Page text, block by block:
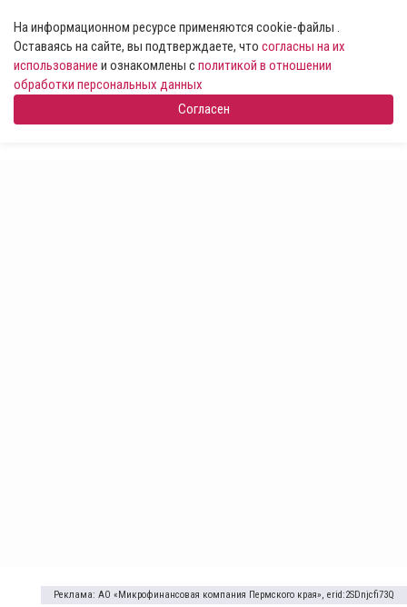
На информационном ресурсе применяются cookie-файлы .
Оставаясь на сайте, вы подтверждаете, что согласны на их
использование и ознакомлены сполитикой в отношении
обработки персональных данных
Согласен
Реклама: АО «Микрофинансовая компания Пермского края», erid:2SDnjcfi73Q